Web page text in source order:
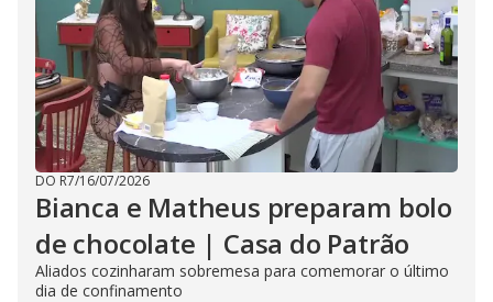
DO R7/16/07/2026
Bianca e Matheus preparam bolo
de chocolate | Casa do Patrão
Aliados cozinharam sobremesa para comemorar o último
dia de confinamento